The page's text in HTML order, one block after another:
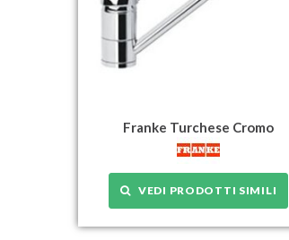
Franke Turchese Cromo
VEDI PRODOTTI SIMILI